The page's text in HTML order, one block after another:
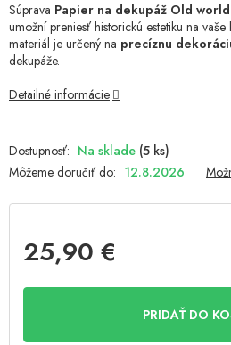
Na sklade (5 ks)
Môžeme doručiť do: 12.8.2026
25,90 €
PRIDAŤ DO
Súprava Papier na dekupáž Old
umožní preniesť historickú estetiku na vaše
materiál je určený na precíznu
dekupáže.
Detailné informácie
z
5
hviezdičiek.